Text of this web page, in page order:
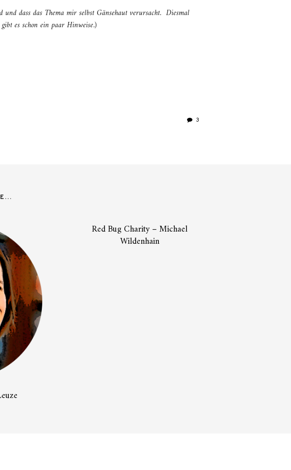
dass das Thema mir selbst Gänsehaut verursacht. Diesmal
es schon ein paar Hinweise.)
3
Red Bug Charity – Michael
Wildenhain